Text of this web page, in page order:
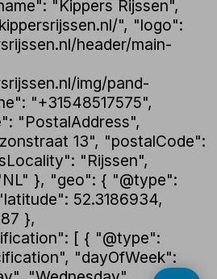
"Kippers Rijssen",
", "logo":
header/main-
img/pand-
"+31548517575",
"PostalAddress",
13", "postalCode":
"Rijssen",
}, "geo": { "@type":
52.3186934,
},
[ { "@type":
"dayOfWeek":